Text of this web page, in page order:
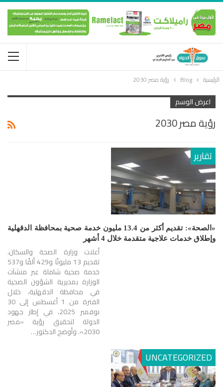
الرئيسية Blog رؤية مصر 2030
اعرض الوسم
رؤية مصر 2030
تقارير
«الصحة»: تقديم أكثر من 13.4 مليون خدمة صحية بمحافظة الدقهلية
وإطلاق خدمات علاجية متقدمة خلال 4 أشهر
أعلنت وزارة الصحة والسكان،
تقديم 13 مليونًا و429 ألفًا و537
خدمة صحية شاملة عبر منشآت
الوزارة بمديرية الشؤون الصحية
في محافظة الدقهلية، خلال
الفترة من 1 أغسطس إلى 30
نوفمبر 2025، في إطار جهود
الدولة لتحقيق رؤية «مصر
2030». وأوضح الدكتور…
UNCATEGORIZED